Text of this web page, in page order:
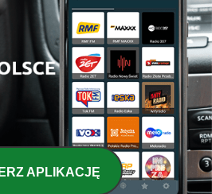
zasługuje na Trybunał
na żywność - teraz albo
rolnictwo ma rynki
być zagrożeniem dla
APLIKACJĘ